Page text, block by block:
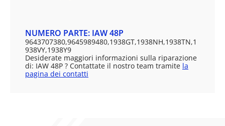
NUMERO PARTE: IAW 48P
9643707380,9645989480,1938GT,1938NH,1938TN,1
938VY,1938Y9
Desiderate maggiori informazioni sulla riparazione
di: IAW 48P ? Contattate il nostro team tramite la
pagina dei contatti